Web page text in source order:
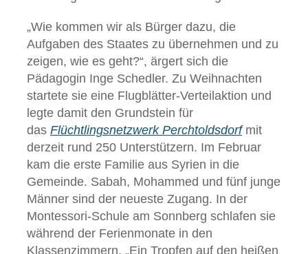
„Wie kommen wir als Bürger dazu, die
Aufgaben des Staates zu übernehmen und zu
zeigen, wie es geht?“, ärgert sich die
Pädagogin Inge Schedler. Zu Weihnachten
startete sie eine Flugblätter-Verteilaktion und
legte damit den Grundstein für
das Flüchtlingsnetzwerk Perchtoldsdorfmit
derzeit rund 250 Unterstützern. Im Februar
kam die erste Familie aus Syrien in die
Gemeinde. Sabah, Mohammed und fünf junge
Männer sind der neueste Zugang. In der
Montessori-Schule am Sonnberg schlafen sie
während der Ferienmonate in den
Klassenzimmern. „Ein Tropfen auf den heißen